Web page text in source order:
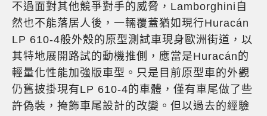
不過面對其他競爭對手的威脅，Lamborghini自
然也不能落居人後，一輛覆蓋猶如現行Huracán
LP 610-4般外殼的原型測試車現身歐洲街道，以
其特地展開路試的動機推側，應當是Huracán的
輕量化性能加強版車型。只是目前原型車的外觀
仍舊披掛現有LP 610-4的車體，僅有車尾做了些
許偽裝，掩飾車尾設計的改變。但以過去的經驗